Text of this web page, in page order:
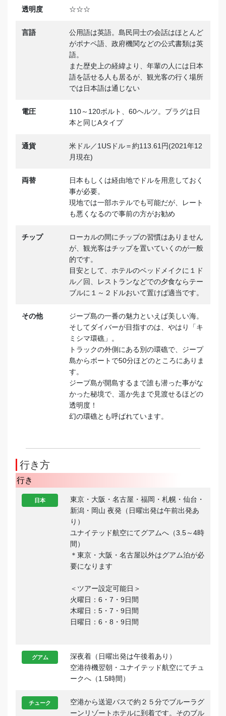
透明度 ☆☆☆
言語
公用語は英語。島民同士の会話はほとんど
がポナペ語、政府機関などの公式書類は英
語。
また歴史上の経緯より、年輩の人には日本
語を話せる人も居るが、観光客の行く場所
では日本語は通じない
電圧
110～120ボルト、60ヘルツ。プラグは日
本と同じAタイプ
通貨
米ドル／1USドル＝約113.61円(2021年12
月現在)
両替
日本もしくは経由地でドルを用意しておく
事が必要。
現地では一部ホテルでも可能だが、レート
も悪くなるので事前の方がお勧め
チップ
ローカルの間にチップの習慣はありません
が、観光客はチップを置いていくのが一般
的です。
目安として、ホテルのベッドメイクに１ド
ル／回、レストランなどでの夕食ならテー
ブルに１～２ドルおいて置けば適当です。
その他
ジープ島の一番の魅力といえば美しい海。
そしてダイバーが目指すのは、やはり「キ
ミシマ環礁」。
トラックの外側にある別の環礁で、ジープ
島からボートで50分ほどのところにありま
す。
ジープ島が開島するまで誰も潜った事がな
かった秘境で、遥か先まで見渡せるほどの
透明度！
幻の環礁とも呼ばれています。
行き方
行き
日本
東京・大阪・名古屋・福岡・札幌・仙台・
新潟・岡山 夜発（日曜出発は午前出発あ
り）
ユナイテッド航空にてグアムへ（3.5～4時
間）
＊東京・大阪・名古屋以外はグアム泊が必
要になります
＜ツアー設定可能日＞
火曜日：6・7・9日間
木曜日：5・7・9日間
日曜日：6・8・9日間
グアム
深夜着（日曜出発は午後着あり）
空港待機翌朝・ユナイテッド航空にてチュ
ークへ（1.5時間）
チューク
空港から送迎バスで約２５分でブルーラグ
ーンリゾートホテルに到着です。そのブル